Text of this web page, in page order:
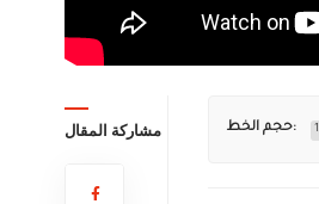
مشاركة المقال حجم الخط: